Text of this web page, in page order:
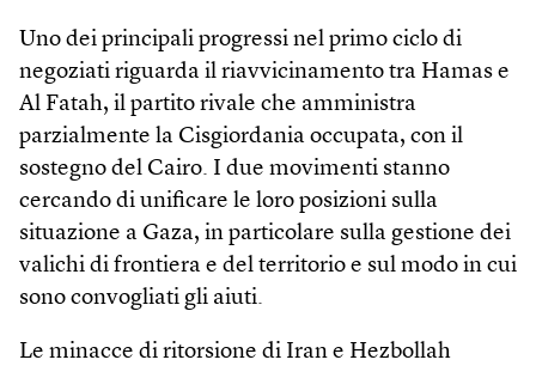
Uno dei principali progressi nel primo ciclo di
negoziati riguarda il riavvicinamento tra Hamas e
Al Fatah, il partito rivale che amministra
parzialmente la Cis­giordania occupata, con il
sostegno del Cairo. I due movimenti stanno
cercando di unificare le loro posizioni sulla
situazione a Gaza, in particolare sulla gestione dei
valichi di frontiera e del territorio e sul modo in cui
sono convogliati gli aiuti.
Le minacce di ritorsione di Iran e Hezbollah